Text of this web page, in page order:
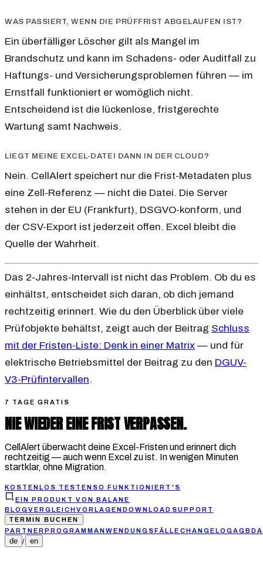
WAS PASSIERT, WENN DIE PRÜFFRIST ABGELAUFEN IST?
Ein überfälliger Löscher gilt als Mangel im
Brandschutz und kann im Schadens- oder Auditfall zu
Haftungs- und Versicherungsproblemen führen — im
Ernstfall funktioniert er womöglich nicht.
Entscheidend ist die lückenlose, fristgerechte
Wartung samt Nachweis.
LIEGT MEINE EXCEL-DATEI DANN IN DER CLOUD?
Nein. CellAlert speichert nur die Frist-Metadaten plus
eine Zell-Referenz — nicht die Datei. Die Server
stehen in der EU (Frankfurt), DSGVO-konform, und
der CSV-Export ist jederzeit offen. Excel bleibt die
Quelle der Wahrheit.
Das 2-Jahres-Intervall ist nicht das Problem. Ob du es
einhältst, entscheidet sich daran, ob dich jemand
rechtzeitig erinnert. Wie du den Überblick über viele
Prüfobjekte behältst, zeigt auch der Beitrag Schluss
mit der Fristen-Liste: Denk in einer Matrix — und für
elektrische Betriebsmittel der Beitrag zu den DGUV-
V3-Prüfintervallen.
7 TAGE GRATIS
NIE WIEDER EINE FRIST VERPASSEN.
CellAlert überwacht deine Excel-Fristen und erinnert dich
rechtzeitig — auch wenn Excel zu ist. In wenigen Minuten
startklar, ohne Migration.
KOSTENLOS TESTEN SO FUNKTIONIERT'S
EIN PRODUKT VON BALANE
BLOGVERGLEICHVORLAGENDOWNLOAD SUPPORT
TERMIN BUCHEN
PARTNERPROGRAMMANWENDUNGSFÄLLE CHANGELOGAGB
de / en